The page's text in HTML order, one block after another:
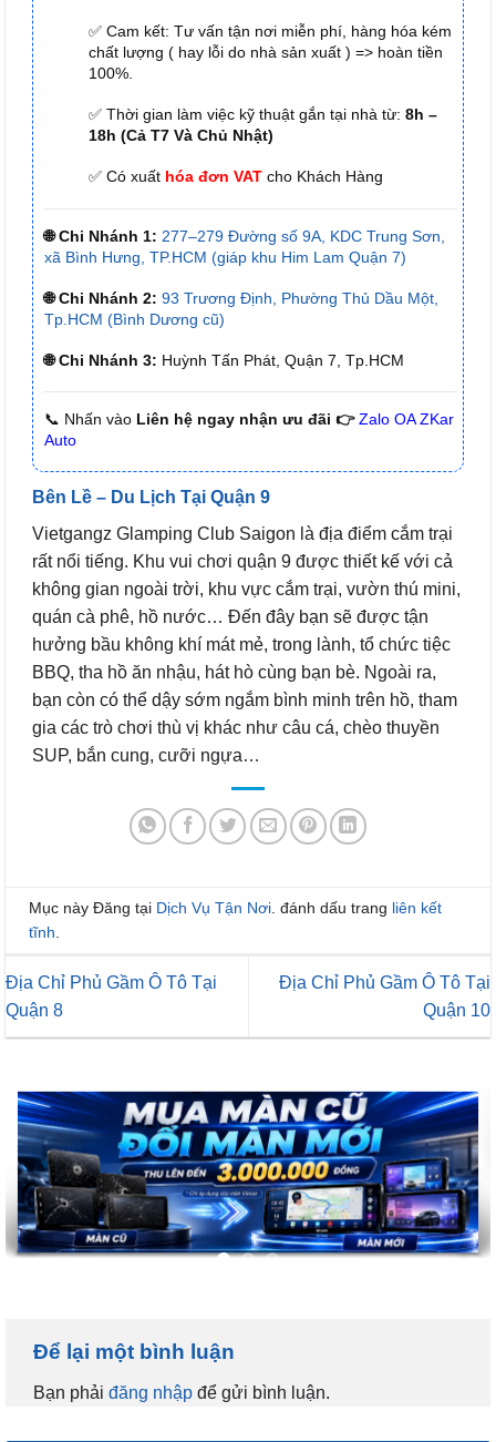
✅ Cam kết: Tư vấn tận nơi miễn phí, hàng hóa kém
chất lượng ( hay lỗi do nhà sản xuất ) => hoàn tiền
100%.
✅ Thời gian làm việc kỹ thuật gắn tại nhà từ: 8h –
18h (Cả T7 Và Chủ Nhật)
✅ Có xuất hóa đơn VAT cho Khách Hàng
🌐 Chi Nhánh 1: 277–279 Đường số 9A, KDC Trung Sơn,
xã Bình Hưng, TP.HCM (giáp khu Him Lam Quận 7)
🌐 Chi Nhánh 2: 93 Trương Định, Phường Thủ Dầu Một,
Tp.HCM (Bình Dương cũ)
🌐 Chi Nhánh 3: Huỳnh Tấn Phát, Quận 7, Tp.HCM
📞 Nhấn vào Liên hệ ngay nhận ưu đãi 👉 Zalo OA ZKar
Auto
Bên Lề – Du Lịch Tại Quận 9
Vietgangz Glamping Club Saigon là địa điểm cắm trại
rất nổi tiếng. Khu vui chơi quận 9 được thiết kế với cả
không gian ngoài trời, khu vực cắm trại, vườn thú mini,
quán cà phê, hồ nước… Đến đây bạn sẽ được tận
hưởng bầu không khí mát mẻ, trong lành, tổ chức tiệc
BBQ, tha hồ ăn nhậu, hát hò cùng bạn bè. Ngoài ra,
bạn còn có thể dậy sớm ngắm bình minh trên hồ, tham
gia các trò chơi thù vị khác như câu cá, chèo thuyền
SUP, bắn cung, cưỡi ngựa…
Mục này Đăng tại Dịch Vụ Tận Nơi . đánh dấu trang liên kết
tĩnh
Địa Chỉ Phủ Gầm Ô Tô Tại
Quận 8
Địa Chỉ Phủ Gầm Ô Tô Tại
Quận 10
Để lại một bình luận
Bạn phải đăng nhập để gửi bình luận.